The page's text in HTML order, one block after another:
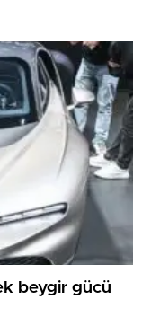
beygir gücü